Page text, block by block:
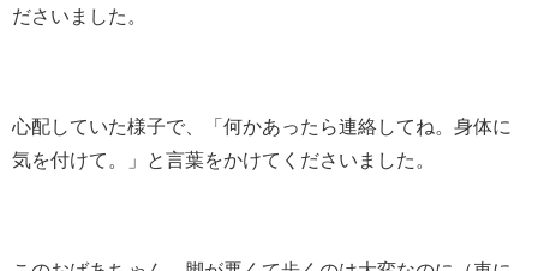
ださいました。
心配していた様子で、「何かあったら連絡してね。身体に
気を付けて。」と言葉をかけてくださいました。